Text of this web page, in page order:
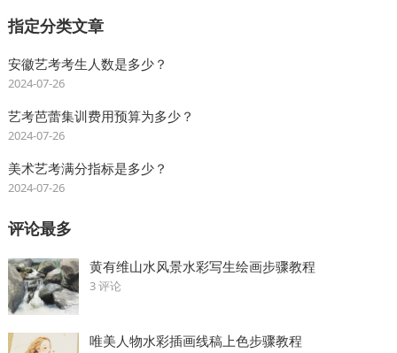
指定分类文章
安徽艺考考生人数是多少？
2024-07-26
艺考芭蕾集训费用预算为多少？
2024-07-26
美术艺考满分指标是多少？
2024-07-26
评论最多
黄有维山水风景水彩写生绘画步骤教程
3 评论
唯美人物水彩插画线稿上色步骤教程